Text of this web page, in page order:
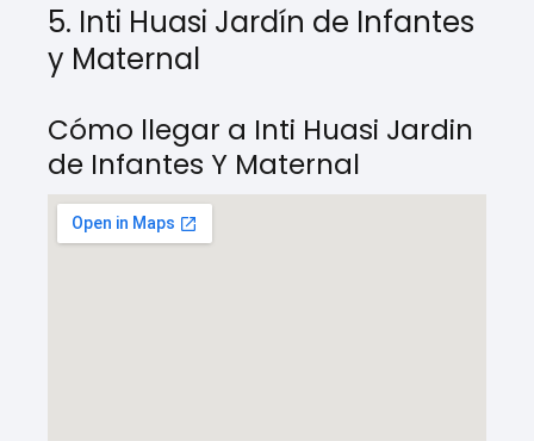
5. Inti Huasi Jardín de Infantes
y Maternal
Cómo llegar a Inti Huasi Jardin
de Infantes Y Maternal